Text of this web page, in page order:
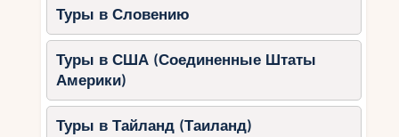
Банска-Штьявница – город
серебряных рудников
Этот небольшой, но невероятно красивый город
славится своей шахтёрской историей и
великолепной архитектурой. Здесь можно
посетить старые шахты, прогуляться по
Туры в Словению
Туры в США (Соединенные Штаты
Америки)
Туры в Тайланд (Таиланд)